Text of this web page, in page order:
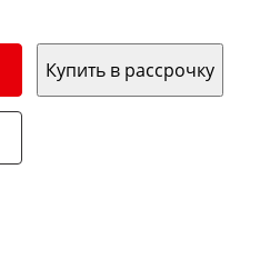
Купить в рассрочку